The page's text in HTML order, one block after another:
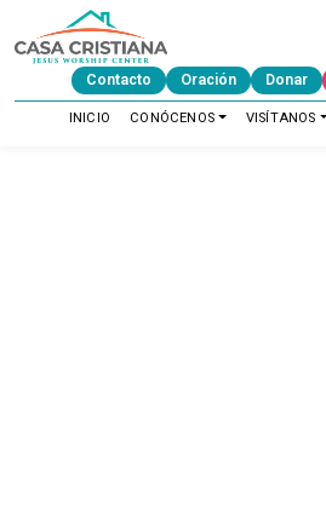
Contacto Oración Donar
INICIO CONÓCENOS VISÍTANOS